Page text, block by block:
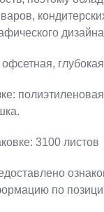
3100 листов
по